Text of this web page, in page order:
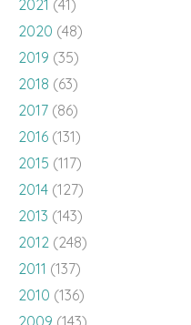
2021 (41)
2020 (48)
2019 (35)
2018 (63)
2017 (86)
2016 (131)
2015 (117)
2014 (127)
2013 (143)
2012 (248)
2011 (137)
2010 (136)
2009 (143)